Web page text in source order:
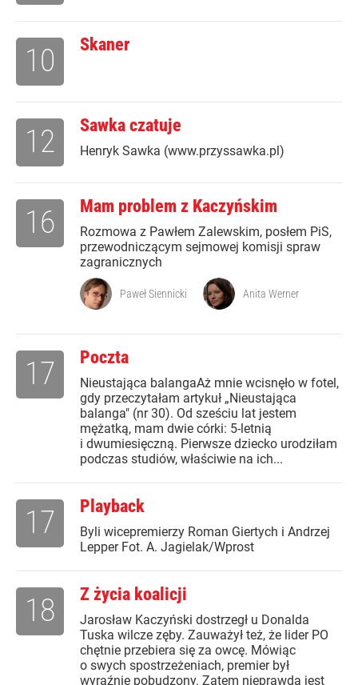
Skaner
10
Sawka czatuje
Henryk Sawka (www.przyssawka.pl)
12
Mam problem z Kaczyńskim
Rozmowa z Pawłem Zalewskim, posłem PiS,
przewodniczącym sejmowej komisji spraw
zagranicznych
16
Paweł Siennicki Anita Werner
Poczta
Nieustająca balangaAż mnie wcisnęło w fotel,
gdy przeczytałam artykuł „Nieustająca
balanga" (nr 30). Od sześciu lat jestem
mężatką, mam dwie córki: 5-letnią
i dwumiesięczną. Pierwsze dziecko urodziłam
podczas studiów, właściwie na ich...
17
Playback
Byli wicepremierzy Roman Giertych i Andrzej
Lepper Fot. A. Jagielak/Wprost
17
Z życia koalicji
Jarosław Kaczyński dostrzegł u Donalda
Tuska wilcze zęby. Zauważył też, że lider PO
chętnie przebiera się za owcę. Mówiąc
o swych spostrzeżeniach, premier był
wyraźnie pobudzony. Zatem nieprawdą jest
18